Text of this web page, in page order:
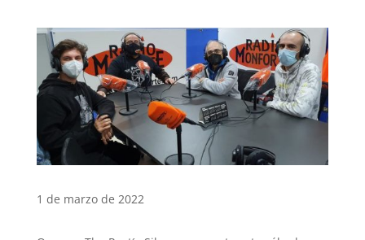
1 de marzo de 2022